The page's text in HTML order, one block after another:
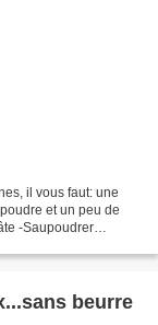
il vous faut: une
et un peu de
-Saupoudrer
beurre